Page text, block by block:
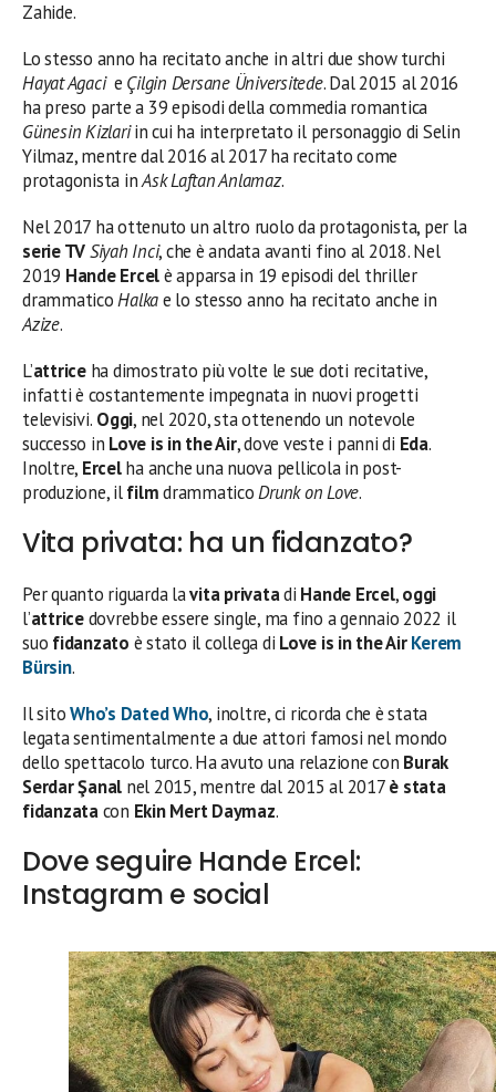
Zahide.
Lo stesso anno ha recitato anche in altri due show turchi
Hayat Agaci e Çilgin Dersane Üniversitede. Dal 2015 al 2016
ha preso parte a 39 episodi della commedia romantica
Günesin Kizlariin cui ha interpretato il personaggio di Selin
Yilmaz, mentre dal 2016 al 2017 ha recitato come
protagonista inAsk Laftan Anlamaz.
Nel 2017 ha ottenuto un altro ruolo da protagonista, per la
serie TVSiyah Inci, che è andata avanti fino al 2018. Nel
2019 Hande Ercelè apparsa in 19 episodi del thriller
drammaticoHalkae lo stesso anno ha recitato anche in
Azize.
L’attriceha dimostrato più volte le sue doti recitative,
infatti è costantemente impegnata in nuovi progetti
televisivi. Oggi, nel 2020, sta ottenendo un notevole
successo in Love is in the Air, dove veste i panni di Eda.
Inoltre, Ercelha anche una nuova pellicola in post-
produzione, ilfilmdrammaticoDrunk on Love.
Vita privata: ha un fidanzato?
Per quanto riguarda lavita privatadi Hande Ercel,oggi
l’attricedovrebbe essere single, ma fino a gennaio 2022 il
suo fidanzato è stato il collega di Love is in the AirKerem
Bürsin.
Il sitoWho’s Dated Who, inoltre, ci ricorda che è stata
legata sentimentalmente a due attori famosi nel mondo
dello spettacolo turco. Ha avuto una relazione con Burak
Serdar Şanal nel 2015, mentre dal 2015 al 2017è stata
fidanzatacon Ekin Mert Daymaz.
Dove seguire Hande Ercel:
Instagram e social